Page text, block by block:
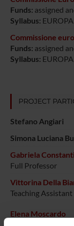
Funds: assigned
Syllabus:
Commissione
Funds: assigned
Syllabus:
PROJECT
Stefano Angiari
Simona Luciana
Gabriela
Full Professor
Vittorina Della
Teaching Assistant
Elena Moscardo